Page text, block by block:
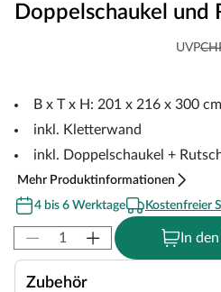
Doppelschaukel und
UVP
B x T x H: 201 x 216 x 300 cm
inkl. Kletterwand
inkl. Doppelschaukel +
Mehr Produktinformationen
4 bis 6 Werktage
Kostenfreier
In
Zubehör